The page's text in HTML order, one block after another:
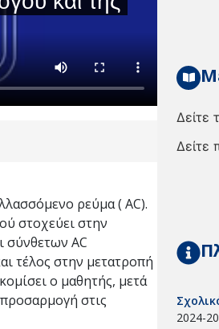
ρεύμα ( AC).
στοχεύει στην
σύνθετων AC
τέλος στην μετατροπή
ο μαθητής, μετά
στις
Δείτε
Δείτε
2024-